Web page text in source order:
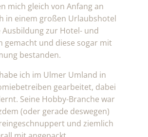
mich gleich von Anfang an
in einem großen Urlaubshotel
zur Hotel- und
gemacht und diese sogar mit
bestanden.
ich im Ulmer Umland in
gearbeitet, dabei
Seine Hobby-Branche war
(oder gerade deswegen)
und ziemlich